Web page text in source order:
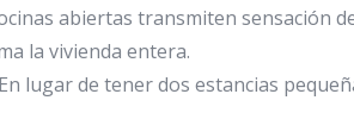
abiertas transmiten sensación
la vivienda entera.
En lugar de tener dos estancias